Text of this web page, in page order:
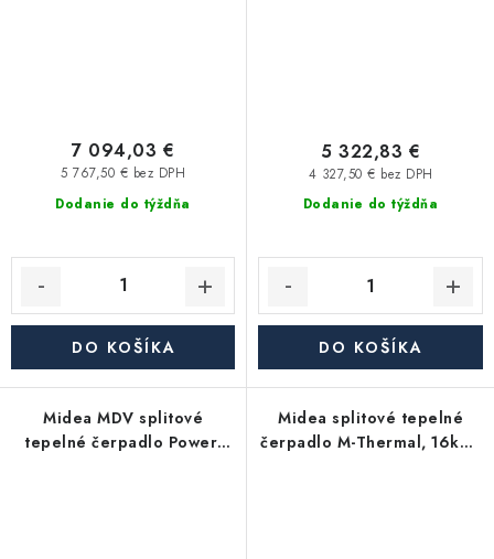
Dodanie do týždňa
5 767,50 € bez DPH
7 094,03 €
DO KOŠÍKA
Dodanie do týždňa
4 327,50 € bez DPH
5 322,83 €
DO KOŠÍKA
Midea MDV splitové
tepelné čerpadlo Power,
Midea splitové tepelné
čerpadlo M-Thermal, 16kW,